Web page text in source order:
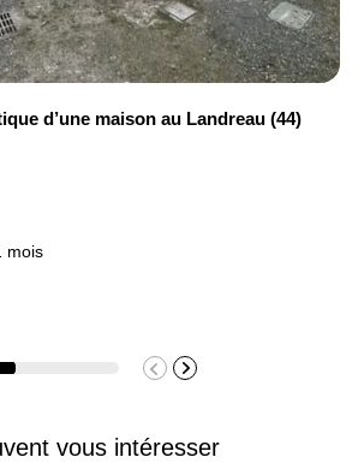
toiture par l’extérieur avec
d’écoute et d’analyse de
réputés nous permettent de vous
optimisant votre budget.
d’une maison au Landreau (44)
mois
vous intéresser